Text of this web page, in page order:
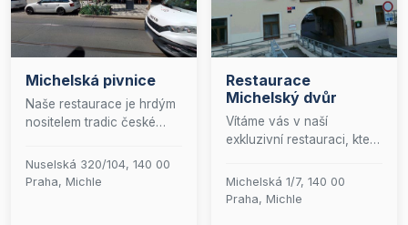
Těšíme se na vaši
návštěvu!
Michelská pivnice
Naše restaurace je hrdým
nositelem tradic české
specializujeme na
autentickou českou
Nuselská 320/104, 140 00
Praha, Michle
Restaurace
Michelský dvůr
Vítáme vás v naší
exkluzivní restauraci, která
s kapacitou pro 84 hostů,
přičemž je plně přístupná i
Michelská 1/7, 140 00
Praha, Michle